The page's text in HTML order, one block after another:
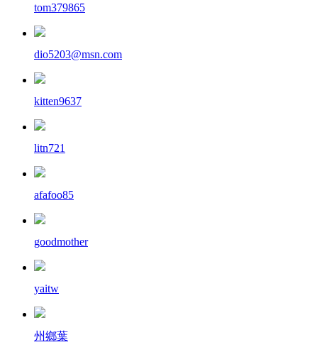
tom379865
dio5203@msn.com
kitten9637
litn721
afafoo85
goodmother
yaitw
州鄉葉